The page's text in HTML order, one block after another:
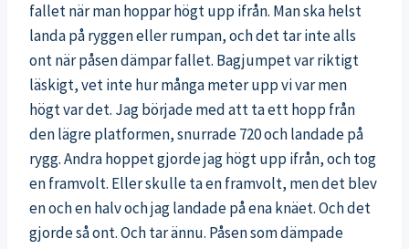
fallet när man hoppar högt upp ifrån. Man ska helst
landa på ryggen eller rumpan, och det tar inte alls
ont när påsen dämpar fallet. Bagjumpet var riktigt
läskigt, vet inte hur många meter upp vi var men
högt var det. Jag började med att ta ett hopp från
den lägre platformen, snurrade 720 och landade på
rygg. Andra hoppet gjorde jag högt upp ifrån, och tog
en framvolt. Eller skulle ta en framvolt, men det blev
en och en halv och jag landade på ena knäet. Och det
gjorde så ont. Och tar ännu. Påsen som dämpade